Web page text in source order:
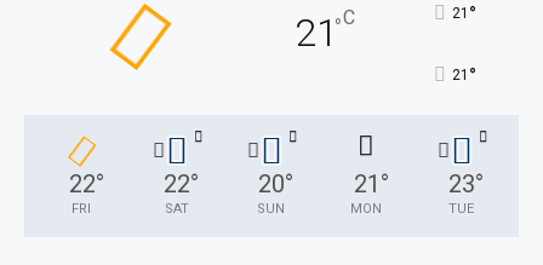
21°C 21 °
21 °
22°
FRI
22°
SAT
20°
SUN
21 °
MON
23°
TUE